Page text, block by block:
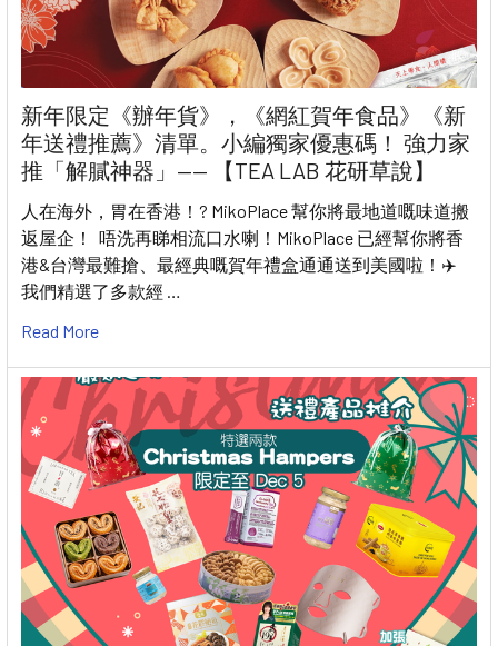
新年限定《辦年貨》，《網紅賀年食品》《新
年送禮推薦》清單。小編獨家優惠碼！ 強力家
推「解膩神器」—— 【TEA LAB 花研草說】
人在海外，胃在香港！? MikoPlace 幫你將最地道嘅味道搬
返屋企！ 唔洗再睇相流口水喇！MikoPlace 已經幫你將香
港&台灣最難搶、最經典嘅賀年禮盒通通送到美國啦！✈️
我們精選了多款經 …
Read More